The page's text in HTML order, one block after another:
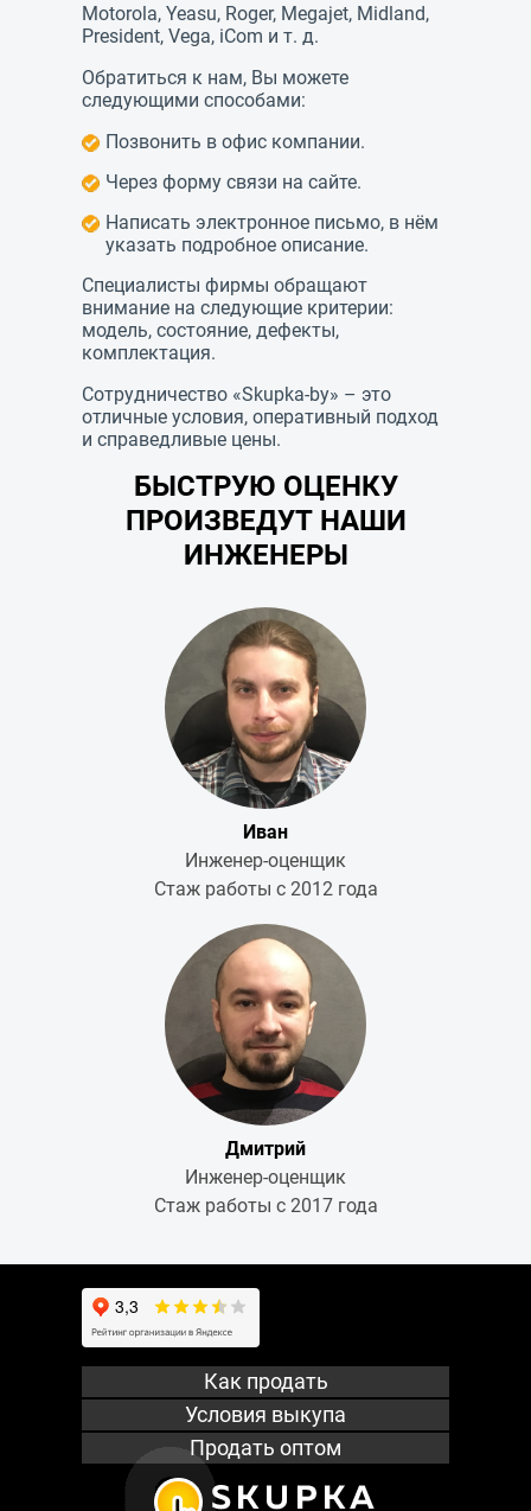
Motorola, Yeasu, Roger, Megajet, Midland,
President, Vega, iCom и т. д.
Обратиться к нам, Вы можете
следующими способами:
Позвонить в офис компании.
Через форму связи на сайте.
Написать электронное письмо, в нём
указать подробное описание.
Специалисты фирмы обращают
внимание на следующие критерии:
модель, состояние, дефекты,
комплектация.
Сотрудничество «Skupka-by» – это
отличные условия, оперативный подход
и справедливые цены.
БЫСТРУЮ ОЦЕНКУ
ПРОИЗВЕДУТ НАШИ
ИНЖЕНЕРЫ
Иван
Инженер-оценщик
Стаж работы с 2012 года
Дмитрий
Инженер-оценщик
Стаж работы с 2017 года
Как продать
Условия выкупа
Продать оптом